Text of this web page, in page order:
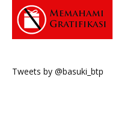
Tweets by @basuki_btp